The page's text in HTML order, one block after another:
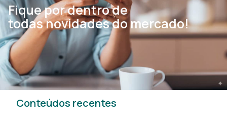
Fique por dentro de
todas novidades do mercado!
Conteúdos recentes